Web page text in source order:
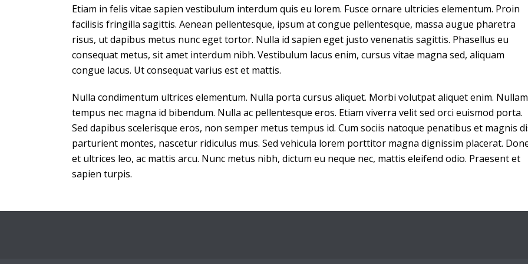
Etiam in felis vitae sapien vestibulum interdum quis eu lorem. Fusce ornare ultricies elementum. Proin
facilisis fringilla sagittis. Aenean pellentesque, ipsum at congue pellentesque, massa augue pharetra
risus, ut dapibus metus nunc eget tortor. Nulla id sapien eget justo venenatis sagittis. Phasellus eu
consequat metus, sit amet interdum nibh. Vestibulum lacus enim, cursus vitae magna sed, aliquam
congue lacus. Ut consequat varius est et mattis.
Nulla condimentum ultrices elementum. Nulla porta cursus aliquet. Morbi volutpat aliquet enim. Nullam
tempus nec magna id bibendum. Nulla ac pellentesque eros. Etiam viverra velit sed orci euismod porta.
Sed dapibus scelerisque eros, non semper metus tempus id. Cum sociis natoque penatibus et magnis
parturient montes, nascetur ridiculus mus. Sed vehicula lorem porttitor magna dignissim placerat.
et ultrices leo, ac mattis arcu. Nunc metus nibh, dictum eu neque nec, mattis eleifend odio. Praesent et
sapien turpis.